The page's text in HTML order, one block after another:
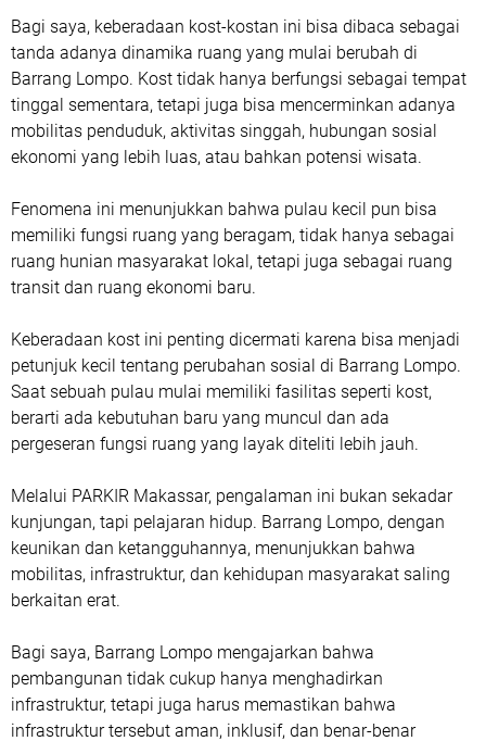
Bagi saya, keberadaan kost-kostan ini bisa dibaca sebagai
tanda adanya dinamika ruang yang mulai berubah di
Barrang Lompo. Kost tidak hanya berfungsi sebagai tempat
tinggal sementara, tetapi juga bisa mencerminkan adanya
mobilitas penduduk, aktivitas singgah, hubungan sosial
ekonomi yang lebih luas, atau bahkan potensi wisata.
Fenomena ini menunjukkan bahwa pulau kecil pun bisa
memiliki fungsi ruang yang beragam, tidak hanya sebagai
ruang hunian masyarakat lokal, tetapi juga sebagai ruang
transit dan ruang ekonomi baru.
Keberadaan kost ini penting dicermati karena bisa menjadi
petunjuk kecil tentang perubahan sosial di Barrang Lompo.
Saat sebuah pulau mulai memiliki fasilitas seperti kost,
berarti ada kebutuhan baru yang muncul dan ada
pergeseran fungsi ruang yang layak diteliti lebih jauh.
Melalui PARKIR Makassar, pengalaman ini bukan sekadar
kunjungan, tapi pelajaran hidup. Barrang Lompo, dengan
keunikan dan ketangguhannya, menunjukkan bahwa
mobilitas, infrastruktur, dan kehidupan masyarakat saling
berkaitan erat.
Bagi saya, Barrang Lompo mengajarkan bahwa
pembangunan tidak cukup hanya menghadirkan
infrastruktur, tetapi juga harus memastikan bahwa
infrastruktur tersebut aman, inklusif, dan benar-benar